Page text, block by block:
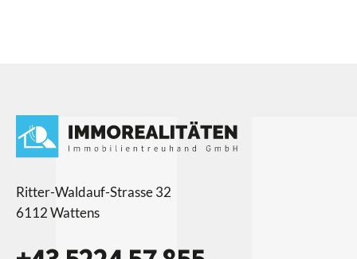
Ritter-Waldauf-Strasse 32
6112 Wattens